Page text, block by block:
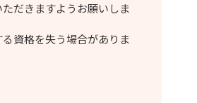
だきますようお願いしま
資格を失う場合がありま